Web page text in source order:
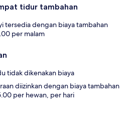
tidur tambahan
tersedia dengan biaya tambahan
per malam
tidak dikenakan biaya
diizinkan dengan biaya tambahan
per hewan, per hari